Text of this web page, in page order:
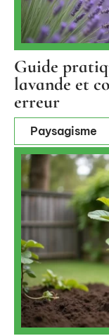
Guide
lavande et
erreur
Paysagisme